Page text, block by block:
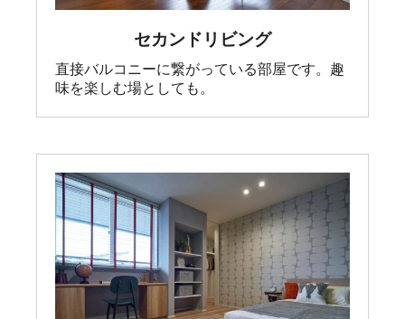
セカンドリビング
直接バルコニーに繋がっている部屋です。趣
味を楽しむ場としても。